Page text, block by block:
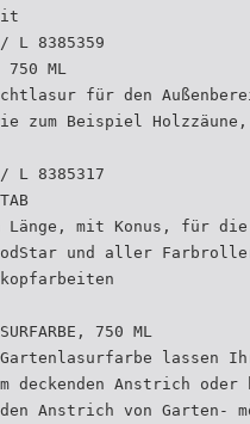
L 8385359
750 ML
für den
zum Beispiel
L 8385317
Länge, mit Konus, für
und aller
750 ML
lassen
deckenden Anstrich
Anstrich von Garten-